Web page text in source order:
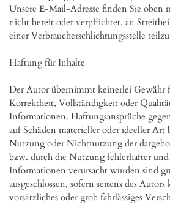
Unsere E-Mail-Adresse finden Sie oben
nicht bereit oder verpflichtet, an
einer Verbraucherschlichtungsstelle
Haftung für Inhalte
Der Autor übernimmt keinerlei Gewähr
Korrektheit, Vollständigkeit oder
Informationen. Haftungsansprüche
auf Schäden materieller oder ideeller Art
Nutzung oder Nichtnutzung der
bzw. durch die Nutzung fehlerhafter
Informationen verursacht wurden sind
ausgeschlossen, sofern seitens des
vorsätzliches oder grob fahrlässiges